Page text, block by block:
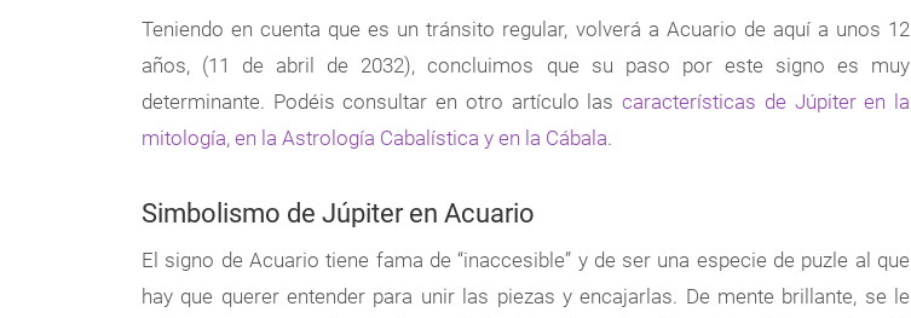
Teniendo en cuenta que es un tránsito regular, volverá a Acuario de aquí a unos 12
años, (11 de abril de 2032), concluimos que su paso por este signo es muy
determinante. Podéis consultar en otro artículo lascaracterísticas de Júpiter en la
mitología, en la Astrología Cabalística y en la Cábala.
Simbolismo de Júpiter en Acuario
El signo de Acuario tiene fama de “inaccesible” y de ser una especie de puzle al que
hay que querer entender para unir las piezas y encajarlas. De mente brillante, se le